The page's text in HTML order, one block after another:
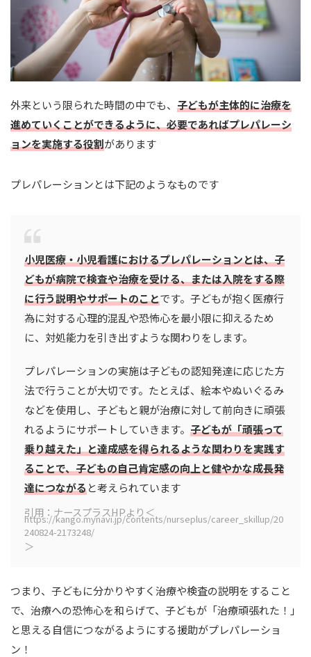
外来という限られた時間の中でも、 子どもが主体的に治療を
進めていくことができるように、必要であればプレパレーシ
ョンを実施する役割があります
プレパレーションとは下記のようなものです
小児医療・小児看護におけるプレパレーションとは、子
どもが病院で検査や治療を受ける、または入院をする際
に行う説明やサポートのことです。子どもが抱く医療行
為に対する心理的混乱や恐怖心を最小限に抑えるため
に、対処能力を引き出すような関わりをします。
プレパレーションの実施は子どもの認知発達に応じた方
法で行うことが大切です。たとえば、絵本やぬいぐるみ
などを使用し、子どもと親が治療に対して前向きに頑張
れるようにサポートしていきます。 子どもが「頑張って
乗り越えた」と達成感を得られるような関わりを実践す
ることで、子どもの自己肯定感の向上と健やかな成長発
達につながると考えられています
引用：ナースプラスHPより＜
https://kango.mynavi.jp/contents/nurseplus/career_skillup/20
240824-2173248/
＞
つまり、子どもに分かりやすく治療や検査の説明をすること
で、治療への恐怖心を和らげて、子どもが「治療頑張れた！」
と思える自信につながるようにする援助がプレパレーショ
ン！